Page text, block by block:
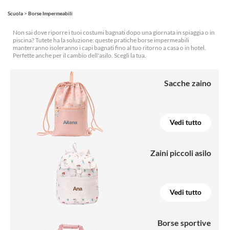
Scuola > Borse Impermeabili
Non sai dove riporre i tuoi costumi bagnati dopo una giornata in spiaggia o in
piscina? Tutete ha la soluzione: queste pratiche borse impermeabili
manterranno isoleranno i capi bagnati fino al tuo ritorno a casa o in hotel.
Perfette anche per il cambio dell'asilo. Scegli la tua.
Sacche zaino
Vedi tutto
Zaini piccoli asilo
Vedi tutto
Borse sportive